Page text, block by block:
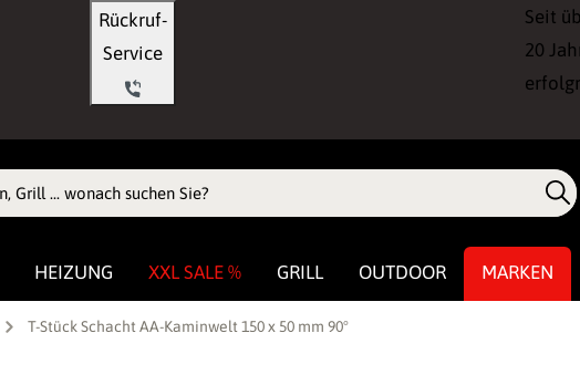
Rückruf-
Seit
20
HEIZUNG XXL SALE % GRILL OUTDOOR MARKEN
T-Stück Schacht AA-Kaminwelt 150 x 50 mm 90°